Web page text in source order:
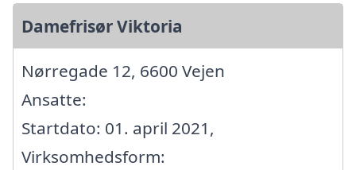
Damefrisør Viktoria
Nørregade 12, 6600 Vejen
Ansatte:
Startdato: 01. april 2021,
Virksomhedsform: